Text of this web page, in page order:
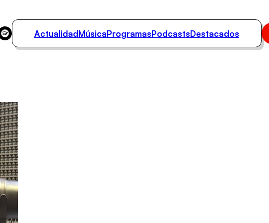
ActualidadMúsicaProgramasPodcastsDestacados